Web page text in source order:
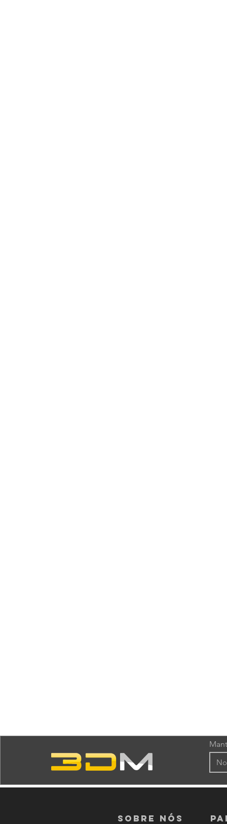
Sobre nós